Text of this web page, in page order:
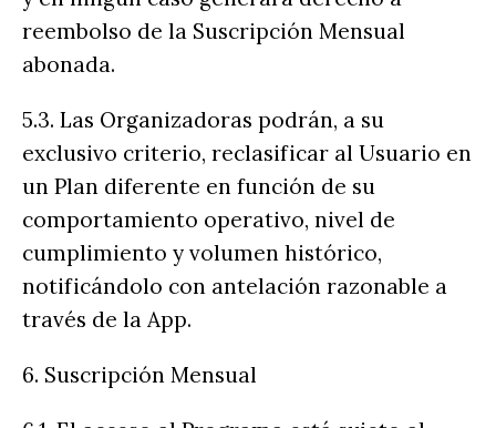
reembolso de la Suscripción Mensual
abonada.
5.3. Las Organizadoras podrán, a su
exclusivo criterio, reclasificar al Usuario en
un Plan diferente en función de su
comportamiento operativo, nivel de
cumplimiento y volumen histórico,
notificándolo con antelación razonable a
través de la App.
6. Suscripción Mensual